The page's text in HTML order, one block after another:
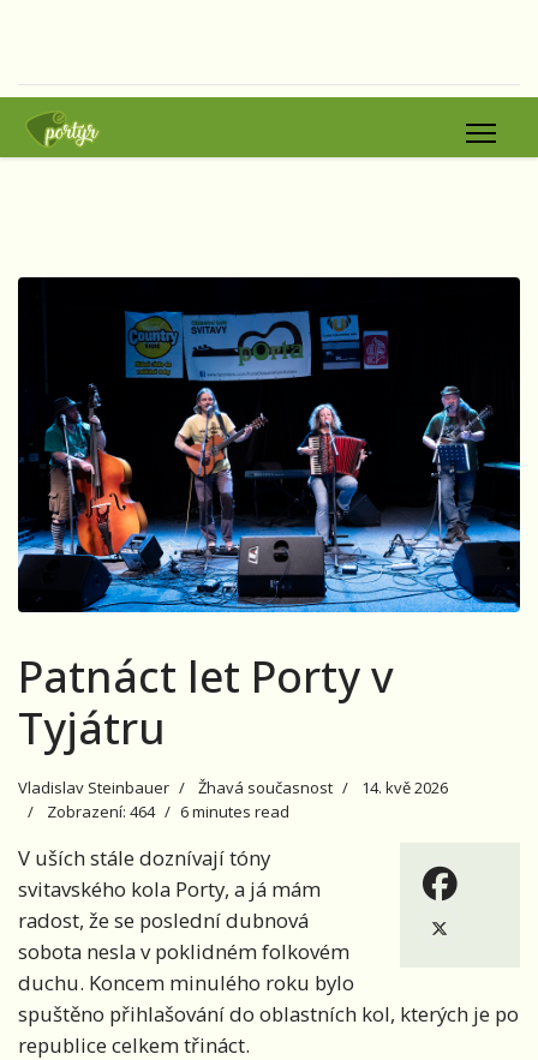
Patnáct let Porty v
Tyjátru
Vladislav Steinbauer Žhavá současnost
14. kvě 2026
Zobrazení: 464
6 minutes read
V uších stále doznívají tóny
svitavského kola Porty, a já mám
radost, že se poslední dubnová
sobota nesla v poklidném folkovém
duchu. Koncem minulého roku bylo
spuštěno přihlašování do oblastních kol, kterých je po
republice celkem třináct.